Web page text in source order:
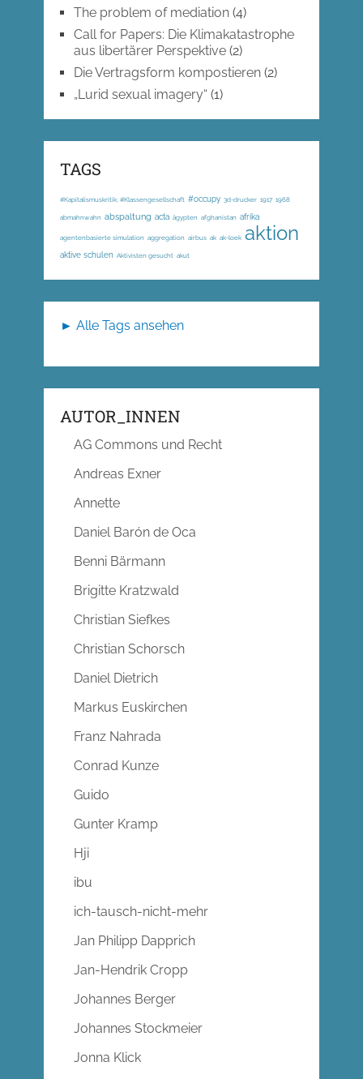
The problem of mediation(4)
Call for Papers: Die Klimakatastrophe
aus libertärer Perspektive(2)
Die Vertragsform kompostieren(2)
„Lurid sexual imagery“ (1)
TAGS
#Kapitalismuskritik; #Klassengesellschaft #occupy 3d-drucker 1917 1968
abmahnwahn abspaltung acta ägypten afghanistan afrika
agentenbasierte simulation aggregation airbus ak ak-loek aktion
aktive schulen Aktivisten gesucht akut
► Alle Tags ansehen
AUTOR_INNEN
AG Commons und Recht
Andreas Exner
Annette
Daniel Barón de Oca
Benni Bärmann
Brigitte Kratzwald
Christian Siefkes
Christian Schorsch
Daniel Dietrich
Markus Euskirchen
Franz Nahrada
Conrad Kunze
Guido
Gunter Kramp
Hji
ibu
ich-tausch-nicht-mehr
Jan Philipp Dapprich
Jan-Hendrik Cropp
Johannes Berger
Johannes Stockmeier
Jonna Klick